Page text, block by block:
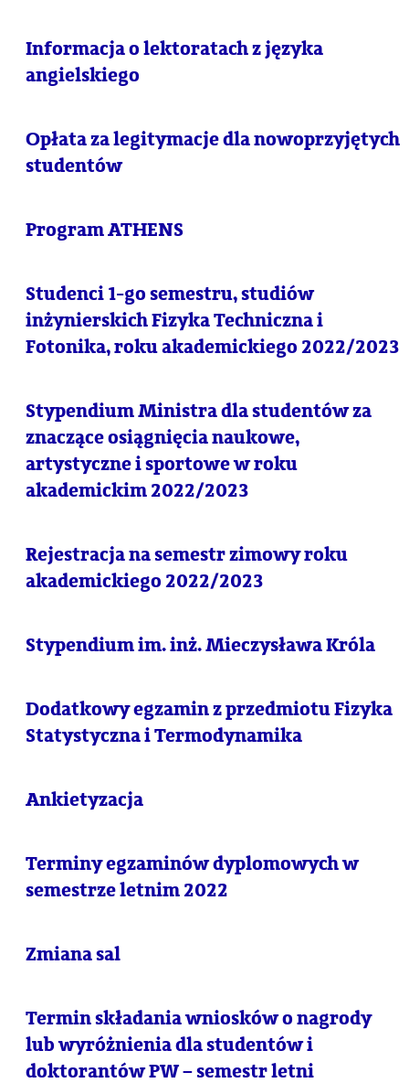
Informacja o lektoratach z języka
angielskiego
Opłata za legitymacje dla nowoprzyjętych
studentów
Program ATHENS
Studenci 1-go semestru, studiów
inżynierskich Fizyka Techniczna i
Fotonika, roku akademickiego 2022/2023
Stypendium Ministra dla studentów za
znaczące osiągnięcia naukowe,
artystyczne i sportowe w roku
akademickim 2022/2023
Rejestracja na semestr zimowy roku
akademickiego 2022/2023
Stypendium im. inż. Mieczysława Króla
Dodatkowy egzamin z przedmiotu Fizyka
Statystyczna i Termodynamika
Ankietyzacja
Terminy egzaminów dyplomowych w
semestrze letnim 2022
Zmiana sal
Termin składania wniosków o nagrody
lub wyróżnienia dla studentów i
doktorantów PW – semestr letni